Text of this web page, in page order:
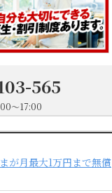
565
～17:00
が月最大1万円まで無償